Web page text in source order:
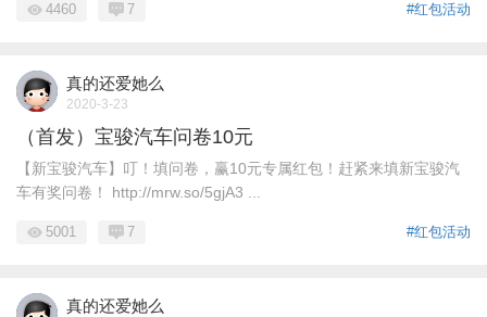
#红包活动
4460 7
真的还爱她么
2020-3-23
（首发）宝骏汽车问卷10元
【新宝骏汽车】叮！填问卷，赢10元专属红包！赶紧来填新宝骏汽
车有奖问卷！ http://mrw.so/5gjA3 ...
#红包活动
5001 7
真的还爱她么